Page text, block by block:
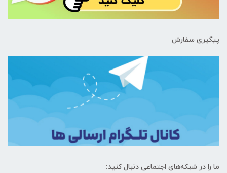
پیگیری سفارش
ما را در شبکه‌های اجتماعی دنبال کنید: